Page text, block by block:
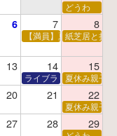
どうわ
6 7 8
【満員】夏休み科学あ
紙芝居と折
13 14 15
なし工作会ライブラリーシアター
夏休み親子
20 21 22
夏休み親子
27 28 29